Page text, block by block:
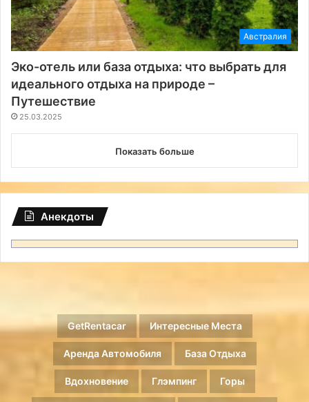
Австралия
Эко-отель или база отдыха: что выбрать для
идеального отдыха на природе –
Путешествие
25.03.2025
Показать больше
Анекдоты
GetRentacar Интересные Места
Аренда Автомобиля База Отдыха
Вдохновение Глэмпинг Горы